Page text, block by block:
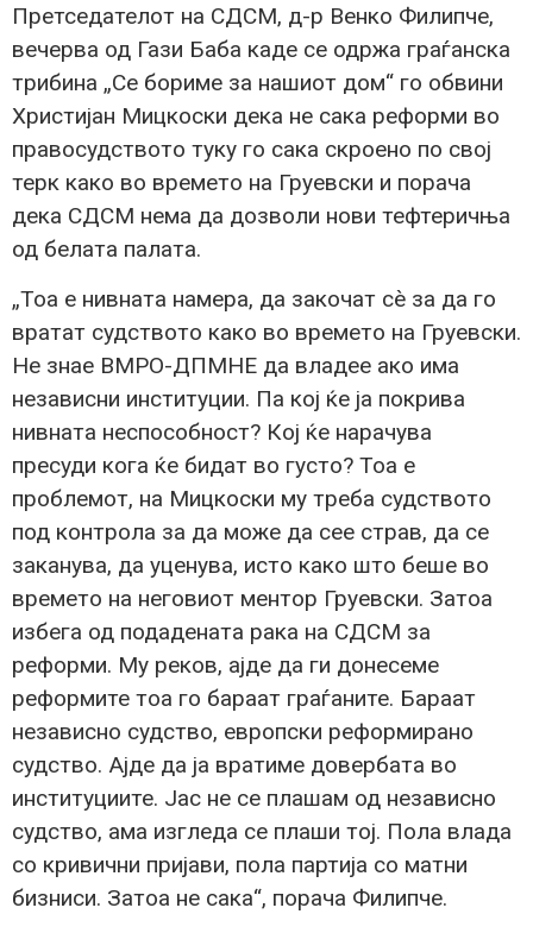
Претседателот на СДСМ, д-р Венко Филипче,
вечерва од Гази Баба каде се одржа граѓанска
трибина „Се бориме за нашиот дом“ го обвини
Христијан Мицкоски дека не сака реформи во
правосудството туку го сака скроено по свој
терк како во времето на Груевски и порача
дека СДСМ нема да дозволи нови тефтеричња
од белата палата.
„Тоа е нивната намера, да закочат сè за да го
вратат судството како во времето на Груевски.
Не знае ВМРО-ДПМНЕ да владее ако има
независни институции. Па кој ќе ја покрива
нивната неспособност? Кој ќе нарачува
пресуди кога ќе бидат во густо? Тоа е
проблемот, на Мицкоски му треба судството
под контрола за да може да сее страв, да се
заканува, да уценува, исто како што беше во
времето на неговиот ментор Груевски. Затоа
избега од подадената рака на СДСМ за
реформи. Му реков, ајде да ги донесеме
реформите тоа го бараат граѓаните. Бараат
независно судство, европски реформирано
судство. Ајде да ја вратиме довербата во
институциите. Јас не се плашам од независно
судство, ама изгледа се плаши тој. Пола влада
со кривични пријави, пола партија со матни
бизниси. Затоа не сака“, порача Филипче.